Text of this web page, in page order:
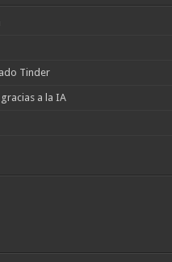
Tinder
a la IA